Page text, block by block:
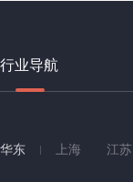
行业导航
华东 上海 江苏